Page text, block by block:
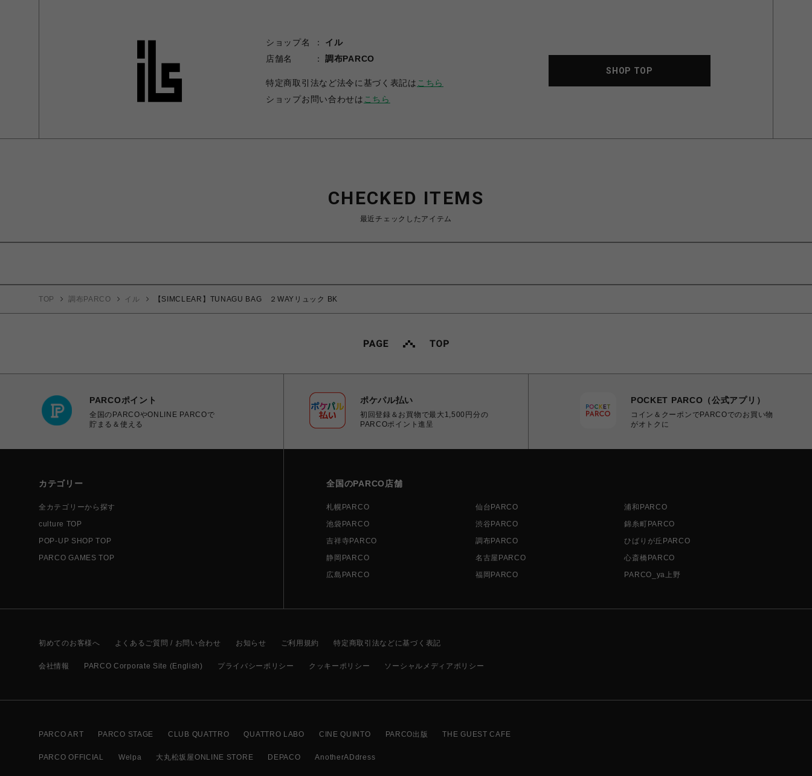
ショップ名
イル
店舗名
調布PARCO
特定商取引法など法令に基づく表記は こちら
ショップお問い合わせは こちら
SHOP TOP
CHECKED ITEMS
最近チェックしたアイテム
TOP 調布PARCO イル 【SIMCLEAR】TUNAGU BAG ２WAYリュック BK
PARCOポイント
全国のPARCOやONLINE PARCOで
貯まる＆使える
ポケパル払い
初回登録＆お買物で最大1,500円分の
PARCOポイント進呈
POCKET PARCO（公式アプリ）
コイン＆クーポンでPARCOでのお買い物
がオトクに
カテゴリー
全カテゴリーから探す
culture TOP
POP-UP SHOP TOP
PARCO GAMES TOP
全国のPARCO店舗
札幌PARCO 仙台PARCO
浦和PARCO
池袋PARCO
渋谷PARCO
錦糸町PARCO
吉祥寺PARCO
調布PARCO
ひばりが丘PARCO
静岡PARCO
名古屋PARCO
心斎橋PARCO
広島PARCO
福岡PARCO PARCO_ya上野
初めてのお客様へ よくあるご質問 / お問い合わせ お知らせ ご利用規約 特定商取引法などに基づく表記
会社情報 PARCO Corporate Site (English) プライバシーポリシー クッキーポリシー ソーシャルメディアポリシー
PARCO ART PARCO STAGE CLUB QUATTRO QUATTRO LABO CINE QUINTO PARCO出版 THE GUEST CAFE
PARCO OFFICIAL Welpa 大丸松坂屋ONLINE STORE DEPACO AnotherADdress